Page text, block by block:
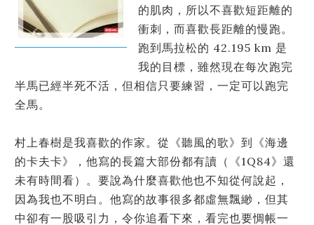
的肌肉，所以不喜歡短距離的
衝刺，而喜歡長距離的慢跑。
跑到馬拉松的 42.195 km 是
我的目標，雖然現在每次跑完
半馬已經半死不活，但相信只要練習，一定可以跑完
全馬。
村上春樹是我喜歡的作家。從《聽風的歌》到《海邊
的卡夫卡》，他寫的長篇大部份都有讀（《1Q84》還
未有時間看）。要說為什麼喜歡他也不知從何說起，
因為我也不明白。他寫的故事很多都虛無飄緲，但其
中卻有一股吸引力，令你追看下來，看完也要惆帳一